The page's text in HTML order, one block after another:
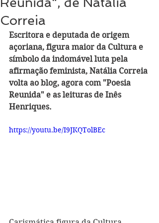
Correia
Escritora e deputada de origem
açoriana, figura maior da Cultura e
símbolo da indomável luta pela
afirmação feminista, Natália Correia
volta ao blog, agora com "Poesia
Reunida" e as leituras de Inês
Henriques.
https://youtu.be/I9JKQTolBEc